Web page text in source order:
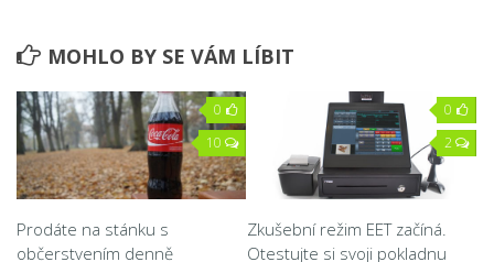
MOHLO BY SE VÁM LÍBIT
0
10
Prodáte na stánku s
občerstvením denně
0
2
Zkušební režim EET začíná.
Otestujte si svoji pokladnu